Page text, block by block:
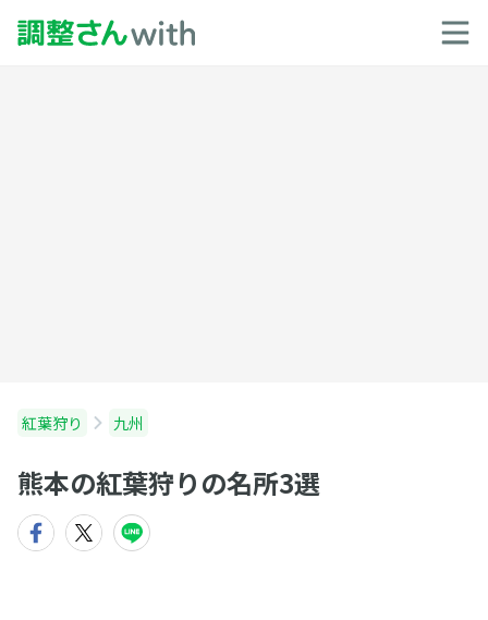
紅葉狩り 九州
熊本の紅葉狩りの名所3選